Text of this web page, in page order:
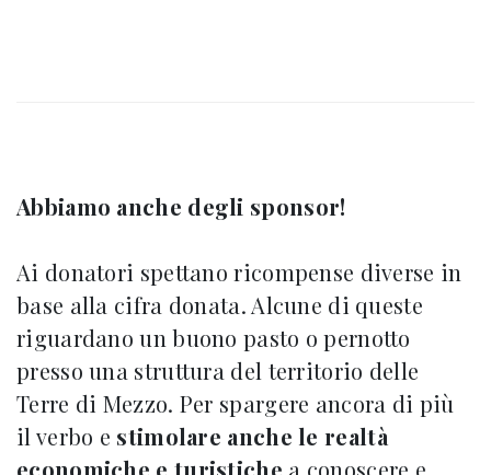
Abbiamo anche degli sponsor!
Ai donatori spettano ricompense diverse in
base alla cifra donata. Alcune di queste
riguardano un buono pasto o pernotto
presso una struttura del territorio delle
Terre di Mezzo. Per spargere ancora di più
il verbo e stimolare anche le realtà
economiche e turistiche a conoscere e